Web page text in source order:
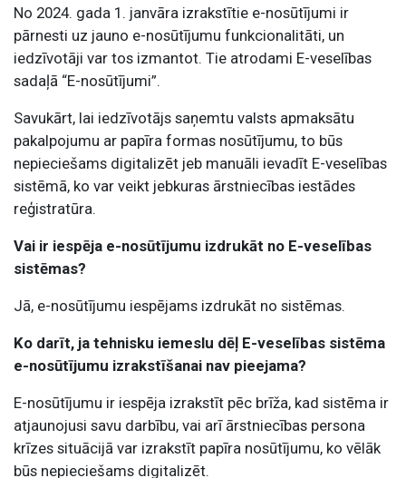
No 2024. gada 1. janvāra izrakstītie e-nosūtījumi ir
pārnesti uz jauno e-nosūtījumu funkcionalitāti, un
iedzīvotāji var tos izmantot. Tie atrodami E-veselības
sadaļā “E-nosūtījumi”.
Savukārt, lai iedzīvotājs saņemtu valsts apmaksātu
pakalpojumu ar papīra formas nosūtījumu, to būs
nepieciešams digitalizēt jeb manuāli ievadīt E-veselības
sistēmā, ko var veikt jebkuras ārstniecības iestādes
reģistratūra.
Vai ir iespēja e-nosūtījumu izdrukāt no E-veselības
sistēmas?
Jā, e-nosūtījumu iespējams izdrukāt no sistēmas.
Ko darīt, ja tehnisku iemeslu dēļ E-veselības sistēma
e-nosūtījumu izrakstīšanai nav pieejama?
E-nosūtījumu ir iespēja izrakstīt pēc brīža, kad sistēma ir
atjaunojusi savu darbību, vai arī ārstniecības persona
krīzes situācijā var izrakstīt papīra nosūtījumu, ko vēlāk
būs nepieciešams digitalizēt.